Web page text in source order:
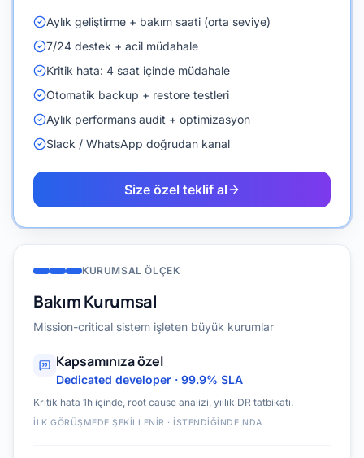
Aylık geliştirme + bakım saati (orta seviye)
7/24 destek + acil müdahale
Kritik hata: 4 saat içinde müdahale
Otomatik backup + restore testleri
Aylık performans audit + optimizasyon
Slack / WhatsApp doğrudan kanal
Size özel teklif al
KURUMSAL ÖLÇEK
Bakım Kurumsal
Mission-critical sistem işleten büyük kurumlar
Kapsamınıza özel
Dedicated developer · 99.9% SLA
Kritik hata 1h içinde, root cause analizi, yıllık DR tatbikatı.
İLK GÖRÜŞMEDE ŞEKILLENIR · İSTENDIĞINDE NDA